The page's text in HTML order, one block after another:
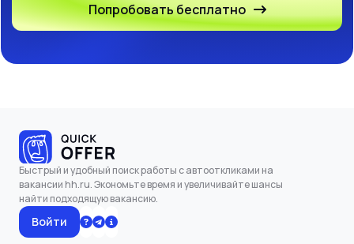
Попробовать бесплатно
Быстрый и удобный поиск работы с автооткликами на
вакансии hh.ru. Экономьте время и увеличивайте шансы
найти подходящую вакансию.
Войти